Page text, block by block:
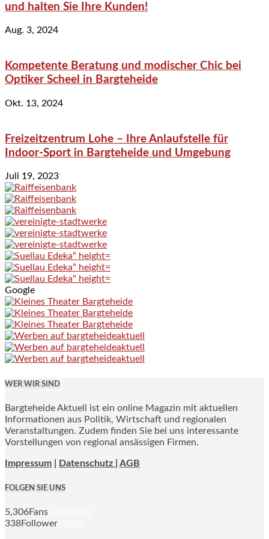
und halten Sie Ihre Kunden!
Aug. 3, 2024
Kompetente Beratung und modischer Chic bei
Optiker Scheel in Bargteheide
Okt. 13, 2024
Freizeitzentrum Lohe – Ihre Anlaufstelle für
Indoor-Sport in Bargteheide und Umgebung
Juli 19, 2023
Google
WER WIR SIND
Bargteheide Aktuell ist ein online Magazin mit aktuellen
Informationen aus Politik, Wirtschaft und regionalen
Veranstaltungen. Zudem finden Sie bei uns interessante
Vorstellungen von regional ansässigen Firmen.
Impressum Datenschutz | AGB
FOLGEN SIE UNS
5,306Fans
338Follower